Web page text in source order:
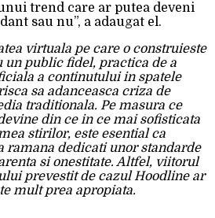
trend care ar putea deveni
sau nu”, a adaugat el.
virtuala pe care o construieste
un public fidel, practica de a
a continutului in spatele
sa adanceasca criza de
traditionala. Pe masura ce
din ce in ce mai sofisticata
stirilor, este esential ca
dedicati unor standarde
si onestitate. Altfel, viitorul
prevestit de cazul Hoodline ar
mult prea apropiata.